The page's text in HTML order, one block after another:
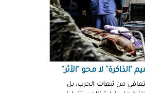
تُكشف
"الذاكرة" لا محو "الأثر"
من تبعات الحرب، بل